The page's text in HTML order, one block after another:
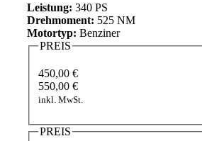
Leistung: 340 PS
Drehmoment: 525 NM
Motortyp: Benziner
PREIS
450,00 €
550,00 €
inkl. MwSt.
PREIS